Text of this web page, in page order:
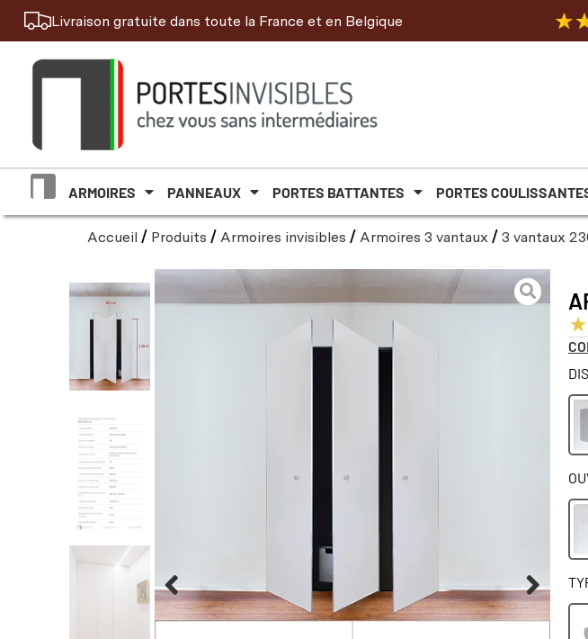
Livraison gratuite dans toute la France et en Belgique
ARMOIRES PANNEAUX PORTES BATTANTES PORTES
Accueil / Produits / Armoires invisibles / Armoires 3 vantaux / 3 vantaux